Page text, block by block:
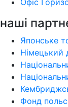
наші
Японське
Німецький
Фонд